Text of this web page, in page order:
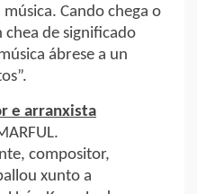
Cando chega o
chea de significado
ábrese a un
e arranxista
compositor,
xunto a